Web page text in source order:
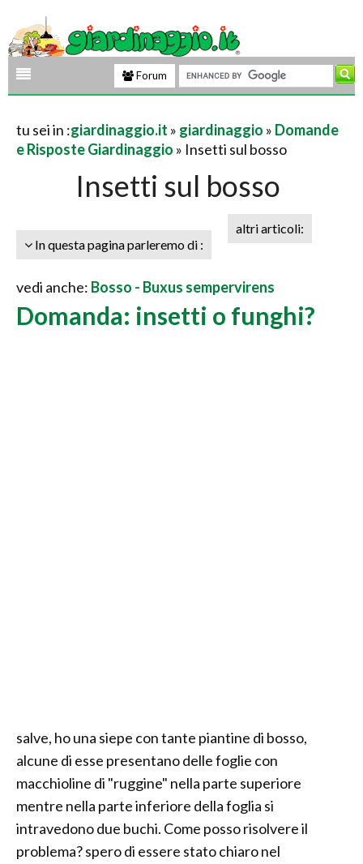
Forum
tu sei in :giardinaggio.it » giardinaggio » Domande
e Risposte Giardinaggio » Insetti sul bosso
Insetti sul bosso
In questa pagina parleremo di :
altri articoli:
vedi anche: Bosso - Buxus sempervirens
Domanda: insetti o funghi?
salve, ho una siepe con tante piantine di bosso,
alcune di esse presentano delle foglie con
macchioline di "ruggine" nella parte superiore
mentre nella parte inferiore della foglia si
intravedono due buchi. Come posso risolvere il
problema? spero di essere stato chiaro nel